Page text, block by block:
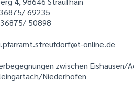
69235
50898
online.de
zwischen Eishausen/
Niederhofen